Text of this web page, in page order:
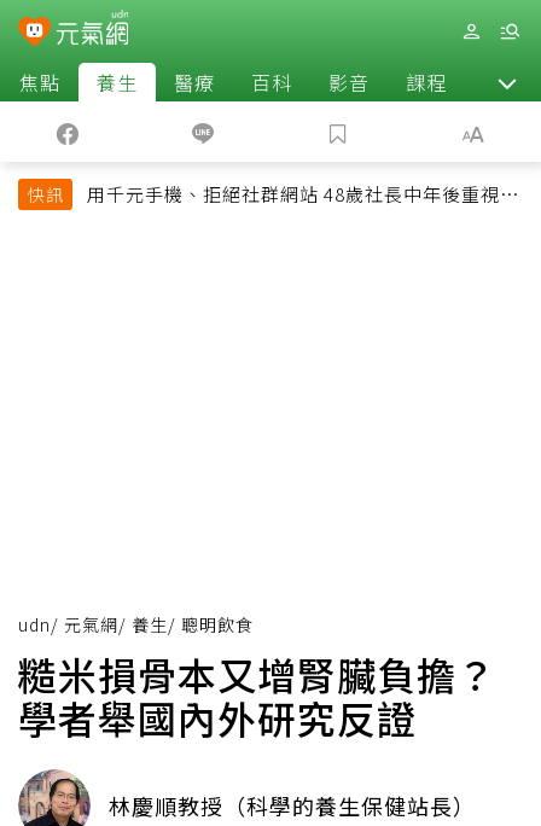
焦點 養生 醫療 百科 影音 課程 退休
快訊
用千元手機、拒絕社群網站 48歲社長中年後重視和
udn/ 元氣網/ 養生/ 聰明飲食
糙米損骨本又增腎臟負擔？
學者舉國內外研究反證
林慶順教授（科學的養生保健站長）